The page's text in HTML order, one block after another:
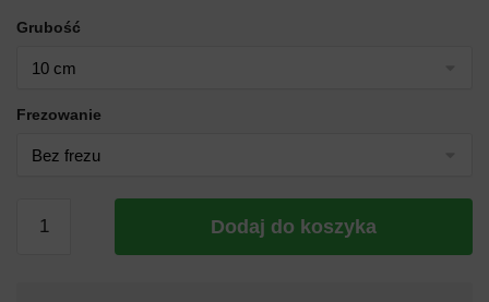
Grubość
Frezowanie
Dodaj do koszyka